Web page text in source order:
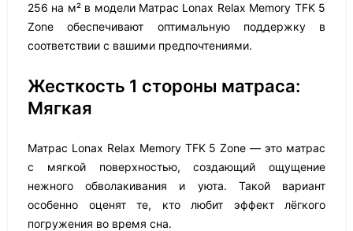
256 на м² в модели Матрас Lonax Relax Memory TFK 5
Zone обеспечивают оптимальную поддержку в
соответствии с вашими предпочтениями.
Жесткость 1 стороны матраса:
Мягкая
Матрас Lonax Relax Memory TFK 5 Zone — это матрас
с мягкой поверхностью, создающий ощущение
нежного обволакивания и уюта. Такой вариант
особенно оценят те, кто любит эффект лёгкого
погружения во время сна.